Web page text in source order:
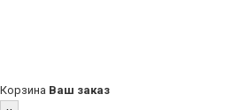
Корзина Ваш заказ